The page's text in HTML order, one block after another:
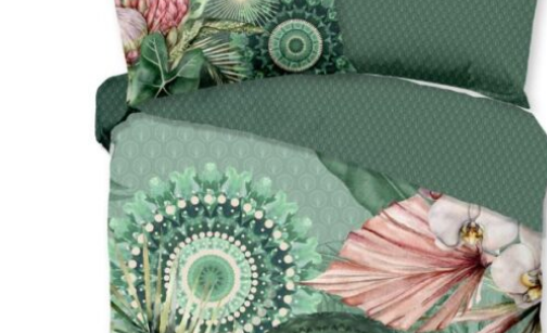
Hoofdkussens
Matrasbeschermers
Grijs
Bruin
Creme
Roze
Paars
Rood
Kinderen
1-persoons
Peuter
Ledikant